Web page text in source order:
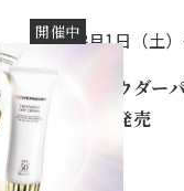
開催中8月1日（土
＜パウダー
限定発売